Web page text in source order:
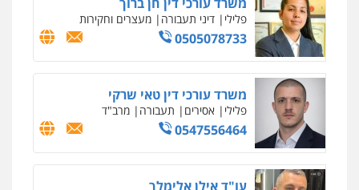
סלימאן אבו שעירה – משרד עורכי דין
פלילי בטחוני צבאי
0547780927
עו"ד אסף גונן
פלילי פשע חמור מעצרים
וחקירות
0542255161